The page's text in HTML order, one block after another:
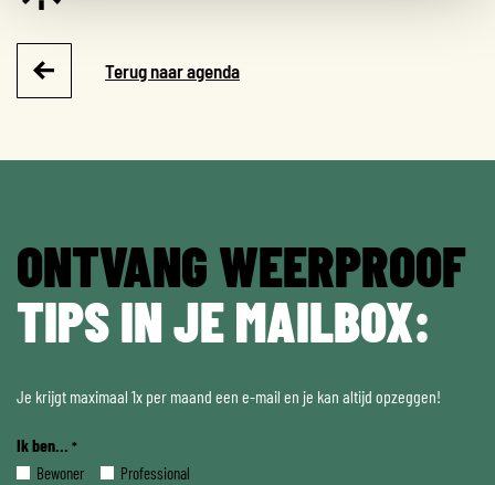
Terug naar agenda
ONTVANG WEERPROOF
TIPS IN JE MAILBOX:
Je krijgt maximaal 1x per maand een e-mail en je kan altijd opzeggen!
Ik ben... *
Bewoner Professional